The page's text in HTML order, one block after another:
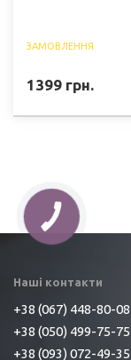
ЗАМОВЛЕННЯ
1399 грн.
Наші контакти
+38 (067) 448-80-08
+38 (050) 499-75-75
+38 (093) 072-49-35